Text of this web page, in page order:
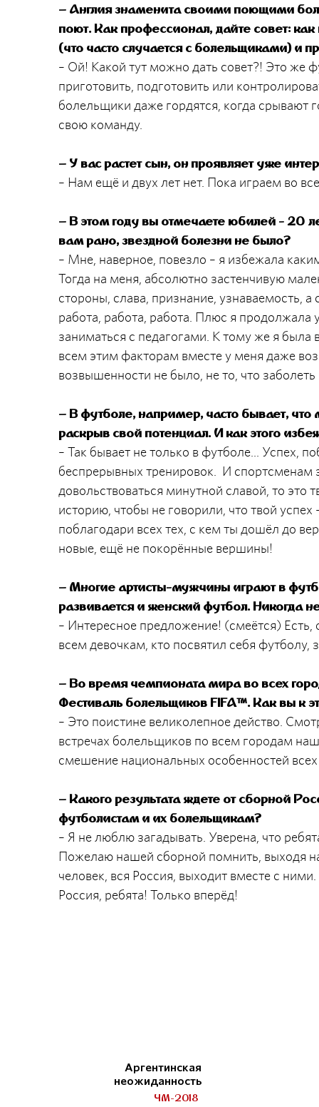
– Англия знаменита своими поющими
поют. Как профессионал, дайте совет:
(что часто случается с болельщиками) и
– Ой! Какой тут можно дать совет?! Это
приготовить, подготовить или
болельщики даже гордятся, когда срывают
свою команду.
– У вас растет сын, он проявляет уже
– Нам ещё и двух лет нет. Пока играем во
– В этом году вы отмечаете юбилей - 20
вам рано, звездной болезни не было?
– Мне, наверное, повезло – я избежала
Тогда на меня, абсолютно застенчивую
стороны, слава, признание, узнаваемость,
работа, работа, работа. Плюс я
заниматься с педагогами. К тому же я была
всем этим факторам вместе у меня даже
возвышенности не было, не то, что
– В футболе, например, часто бывает, что
раскрыв свой потенциал. И как этого
– Так бывает не только в футболе... Успех,
беспрерывных тренировок. И спортсменам
довольствоваться минутной славой, то
историю, чтобы не говорили, что твой успех
поблагодари всех тех, с кем ты дошёл до
новые, ещё не покорённые вершины!
– Многие артисты-мужчины играют в
развивается и женский футбол. Никогда
– Интересное предложение! (смеётся)
всем девочкам, кто посвятил себя футболу,
– Во время чемпионата мира во всех
Фестиваль болельщиков FIFA™. Как вы к
– Это поистине великолепное действо.
встречах болельщиков по всем городам
смешение национальных особенностей
– Какого результата ждете от сборной
футболистам и их болельщикам?
– Я не люблю загадывать. Уверена, что
Пожелаю нашей сборной помнить, выходя
человек, вся Россия, выходит вместе с
Россия, ребята! Только вперёд!
Аргентинская
неожиданность
ЧМ-2018